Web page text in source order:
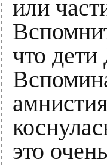
или
что дети
это